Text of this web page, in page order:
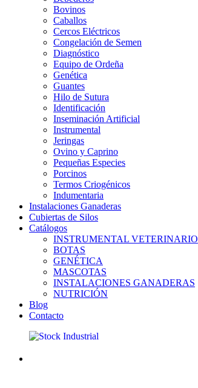
Bovinos
Caballos
Cercos Eléctricos
Congelación de Semen
Diagnóstico
Equipo de Ordeña
Genética
Guantes
Hilo de Sutura
Identificación
Inseminación Artificial
Instrumental
Jeringas
Ovino y Caprino
Pequeñas Especies
Porcinos
Termos Criogénicos
Indumentaria
Instalaciones Ganaderas
Cubiertas de Silos
Catálogos
INSTRUMENTAL VETERINARIO
BOTAS
GENÉTICA
MASCOTAS
INSTALACIONES GANADERAS
NUTRICIÓN
Blog
Contacto